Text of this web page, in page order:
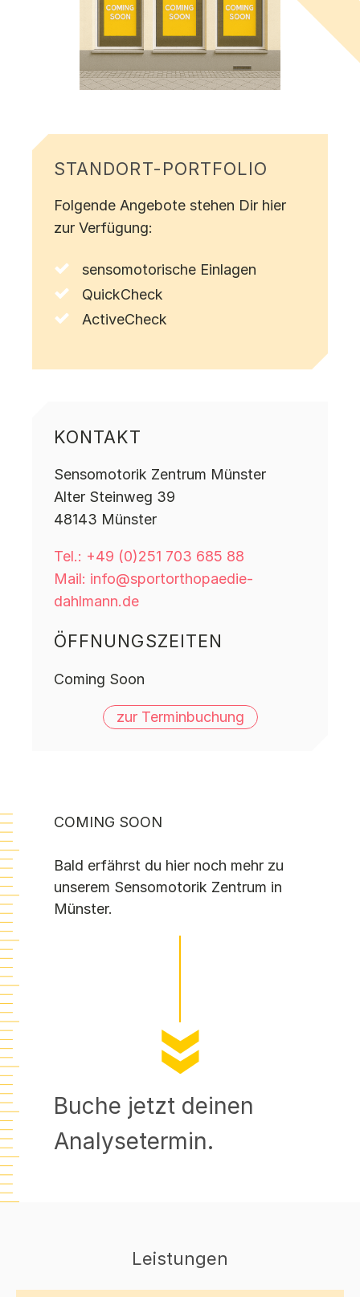
STANDORT-PORTFOLIO
Folgende Angebote stehen Dir hier
zur Verfügung:
sensomotorische Einlagen
QuickCheck
ActiveCheck
KONTAKT
Sensomotorik Zentrum Münster
Alter Steinweg 39
48143 Münster
Tel.: +49 (0)251 703 685 88
Mail: info@sportorthopaedie-
dahlmann.de
ÖFFNUNGSZEITEN
Coming Soon
zur Terminbuchung
COMING SOON
Bald erfährst du hier noch mehr zu
unserem Sensomotorik Zentrum in
Münster.
Buche jetzt deinen
Analysetermin.
Leistungen